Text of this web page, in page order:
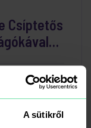
A sütikről
Csíptetős